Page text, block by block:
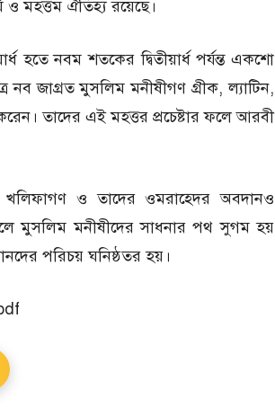
ও মহত্তম ঐতিহ্য রয়েছে।
হতে নবম শতকের দ্বিতীয়ার্ধ পর্যন্ত একশো
জাগ্রত মুসলিম মনীষীগণ গ্রীক, ল্যাটিন,
তাদের এই মহত্তর প্রচেষ্টার ফলে আরবী
খলিফাগণ ও তাদের ওমরাহ্দের অবদানও
মুসলিম মনীষীদের সাধনার পথ সুগম হয়
পরিচয় ঘনিষ্ঠতর হয়।